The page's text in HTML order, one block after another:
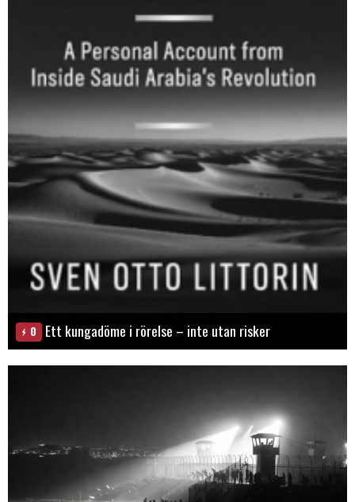
0 Ett kungadöme i rörelse – inte utan risker